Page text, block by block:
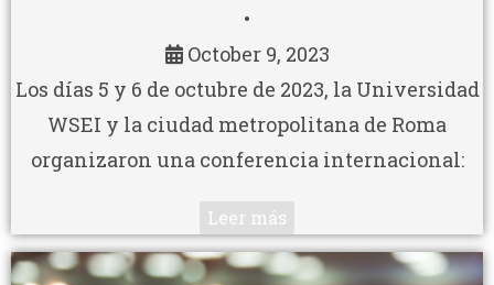
•
October 9, 2023
Los días 5 y 6 de octubre de 2023, la Universidad
WSEI y la ciudad metropolitana de Roma
organizaron una conferencia internacional:
Leer más